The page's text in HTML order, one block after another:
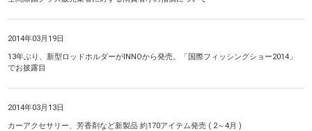
2014年03月19日
13年ぶり、新型ロッドホルダーがINNOから発売。「国際フィッシングショー2014」
でお披露目
2014年03月13日
カーアクセサリー、芳香剤など新製品 約170アイテム発売 ( 2～4月 )